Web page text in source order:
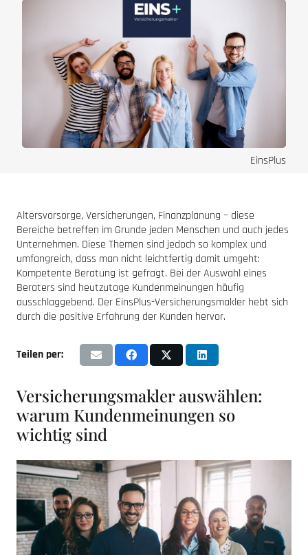
EinsPlus
Altersvorsorge, Versicherungen, Finanzplanung – diese
Bereiche betreffen im Grunde jeden Menschen und auch jedes
Unternehmen. Diese Themen sind jedoch so komplex und
umfangreich, dass man nicht leichtfertig damit umgeht:
Kompetente Beratung ist gefragt. Bei der Auswahl eines
Beraters sind heutzutage Kundenmeinungen häufig
ausschlaggebend. Der EinsPlus-Versicherungsmakler hebt sich
durch die positive Erfahrung der Kunden hervor.
Teilen per:
Versicherungsmakler auswählen:
warum Kundenmeinungen so
wichtig sind